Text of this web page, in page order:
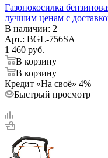
Газонокосилка
лучшим ценам с
В наличии: 2
Арт.: BGL-756SA
1 460 руб.
В корзину
В корзину
Кредит «На своё» 4%
Быстрый просмотр